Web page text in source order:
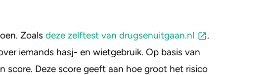
Zoals deze zelftest van drugsenuitgaan.nl
.
iemands hasj- en wietgebruik. Op basis van
score. Deze score geeft aan hoe groot het risico